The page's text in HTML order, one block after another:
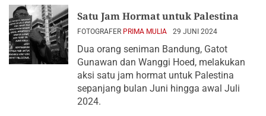
Satu Jam Hormat untuk Palestina
FOTOGRAFER PRIMA MULIA 29 JUNI 2024
Dua orang seniman Bandung, Gatot
Gunawan dan Wanggi Hoed, melakukan
aksi satu jam hormat untuk Palestina
sepanjang bulan Juni hingga awal Juli
2024.